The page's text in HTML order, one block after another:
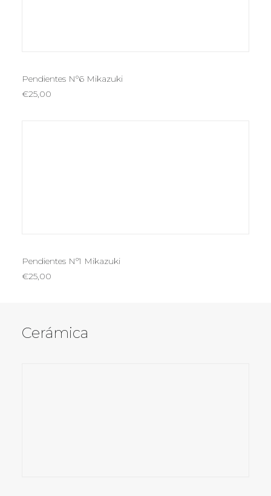
Pendientes Nº6 Mikazuki
€25,00
Pendientes Nº1 Mikazuki
€25,00
Cerámica